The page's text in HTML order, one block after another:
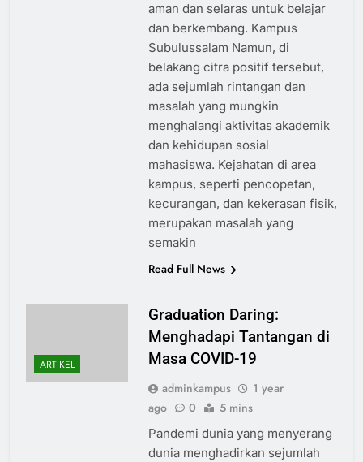
aman dan selaras untuk belajar
dan berkembang. Kampus
Subulussalam Namun, di
belakang citra positif tersebut,
ada sejumlah rintangan dan
masalah yang mungkin
menghalangi aktivitas akademik
dan kehidupan sosial
mahasiswa. Kejahatan di area
kampus, seperti pencopetan,
kecurangan, dan kekerasan fisik,
merupakan masalah yang
semakin
Read Full News
ARTIKEL
Graduation Daring:
Menghadapi Tantangan di
Masa COVID-19
adminkampus
1 year
ago
0 5 mins
Pandemi dunia yang menyerang
dunia menghadirkan sejumlah